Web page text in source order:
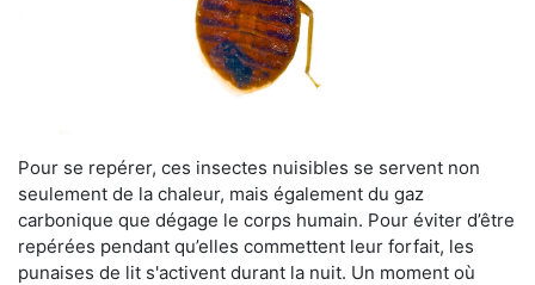
Pour se repérer, ces insectes nuisibles se servent non
seulement de la chaleur, mais également du gaz
carbonique que dégage le corps humain. Pour éviter d’être
repérées pendant qu’elles commettent leur forfait, les
punaises de lit s'activent durant la nuit. Un moment où